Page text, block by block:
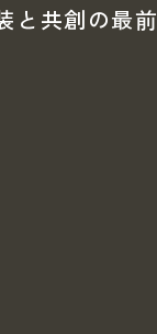
と共創の最前